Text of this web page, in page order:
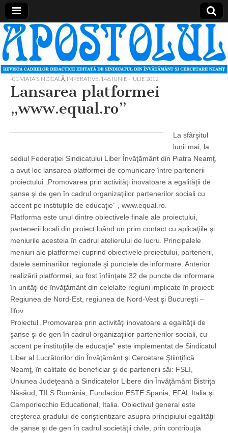
Apostolul
Revista
cadrelor
didactice
din
judetul
Neamt
-01. VIATA SINDICALĂ, IMPERATIVE 146, IUNIE - IULIE 2012
Lansarea platformei
„www.equal.ro”
La sfârşitul
lunii mai, la
sediul Federaţiei Sindicatului Liber Învăţământ din Piatra Neamţ,
a avut loc lansarea platformei de comunicare între partenerii
proiectului „Promovarea prin activităţi inovatoare a egalităţii de
şanse şi de gen în cadrul organizaţiilor partenerilor sociali cu
accent pe instituţiile de educaţie” , www.equal.ro.
Platforma este unul dintre obiectivele finale ale proiectului,
partenerii locali din proiect luând un prim contact cu aplicaţiile şi
meniurile acesteia în cadrul atelierului de lucru. Principalele
meniuri ale platformei cuprind obiectivele proiectului, partenerii,
datele seminariilor regionale şi punctele de informare. Anterior
realizării platformei, au fost înfiinţate 32 de puncte de informare
în unităţi de învăţământ din celelalte regiuni implicate în proiect:
Regiunea de Nord-Est, regiunea de Nord-Vest şi Bucureşti –
Ilfov.
Proiectul „Promovarea prin activităţi inovatoare a egalităţii de
şanse şi de gen în cadrul organizaţiilor partenerilor sociali, cu
accent pe instituţiile de educaţie” este implementat de Sindicatul
Liber al Lucrătorilor din Învăţământ şi Cercetare Ştiinţifică
Neamţ, în calitate de beneficiar şi de partenerii săi: FSLI,
Uniunea Judeţeană a Sindicatelor Libere din Învăţământ Bistriţa
Năsăud, TILS România, Fundacion ESTE Spania, EFAL Italia şi
Camporlecchio Educational, Italia. Obiectivul general este
creşterea gradului de conştientizare asupra principiului egalităţii
de şanse şi de gen în cadrul societăţii civile, prin contribuţia